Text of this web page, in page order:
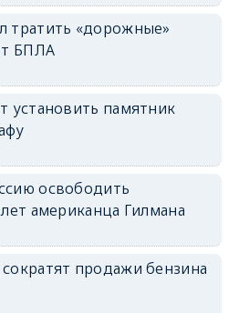
тратить «дорожные»
БПЛА
установить памятник
освободить
американца Гилмана
продажи бензина